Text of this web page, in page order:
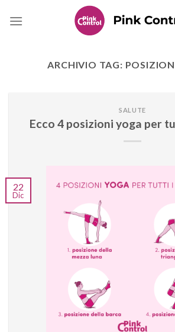
ARCHIVIO TAG:
SALUTE
Ecco 4 posizioni yoga per
22
Dic